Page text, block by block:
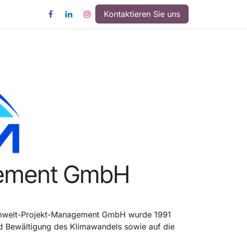
Kontaktieren Sie uns
GmbH
Projekt-Management GmbH wurde 1991
des Klimawandels sowie auf die